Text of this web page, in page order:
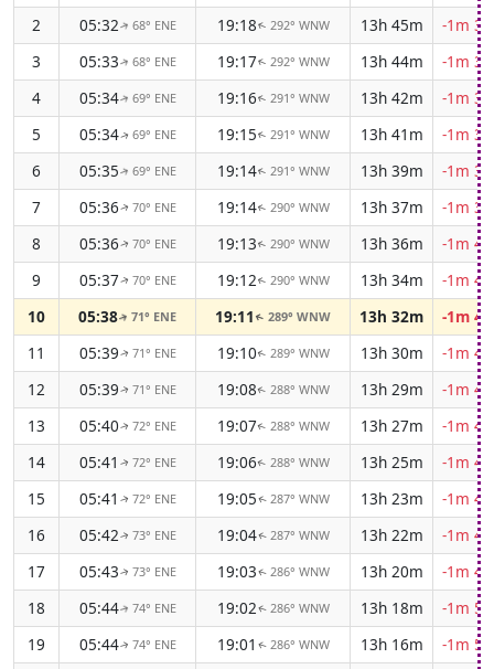
2
05:32↑ 68° ENE 19:18↑ 292° WNW 13h 45m
-1m
3
05:33↑ 68° ENE 19:17↑ 292° WNW 13h 44m
-1m
4
05:34↑ 69° ENE 19:16↑ 291° WNW 13h 42m
-1m
5
05:34↑ 69° ENE 19:15↑ 291° WNW 13h 41m
-1m
6
05:35↑ 69° ENE 19:14↑ 291° WNW 13h 39m
-1m
7
05:36↑ 70° ENE 19:14↑ 290° WNW 13h 37m
-1m
8
05:36↑ 70° ENE 19:13↑ 290° WNW 13h 36m
-1m
9
05:37↑ 70° ENE 19:12↑ 290° WNW 13h 34m
-1m
10
05:38↑71° ENE 19:11 ↑289° WNW 13h 32m
-1m
11
05:39↑ 71° ENE 19:10↑ 289° WNW 13h 30m
-1m
12
05:39↑ 71° ENE 19:08↑ 288° WNW 13h 29m
-1m
13
05:40↑ 72° ENE 19:07↑ 288° WNW 13h 27m
-1m
14
05:41 ↑ 72° ENE 19:06↑ 288° WNW 13h 25m
-1m
15
05:41 ↑ 72° ENE 19:05↑ 287° WNW 13h 23m
-1m
16
05:42↑ 73° ENE 19:04↑ 287° WNW 13h 22m
-1m
17
05:43↑ 73° ENE 19:03↑ 286° WNW 13h 20m
-1m
18
05:44↑ 74° ENE 19:02↑ 286° WNW 13h 18m
-1m
19
05:44↑ 74° ENE 19:01 ↑ 286° WNW 13h 16m
-1m